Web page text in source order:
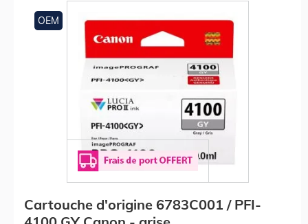
OEM
Cartouche d'origine 6783C001 / PFI-